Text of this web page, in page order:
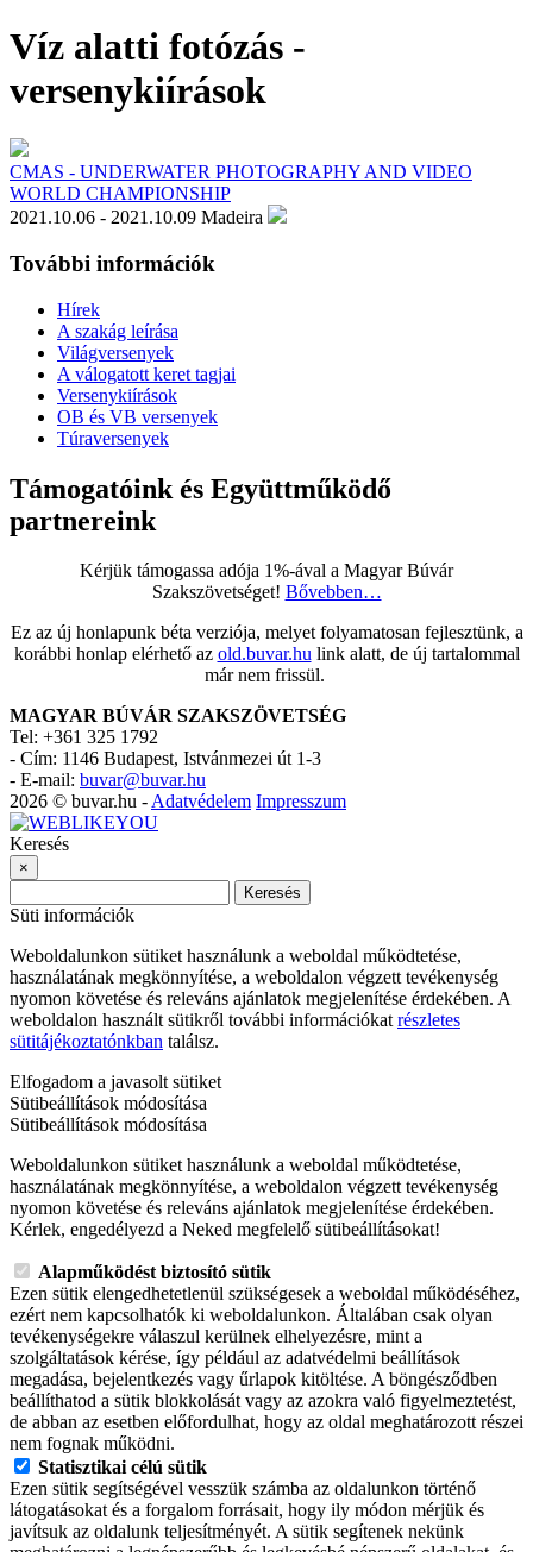
Víz alatti fotózás -
versenykiírások
CMAS - UNDERWATER PHOTOGRAPHY AND VIDEO
WORLD CHAMPIONSHIP
2021.10.06 - 2021.10.09 Madeira
További információk
Hírek
A szakág leírása
Világversenyek
A válogatott keret tagjai
Versenykiírások
OB és VB versenyek
Túraversenyek
Támogatóink és Együttműködő
partnereink
Kérjük támogassa adója 1%-ával a Magyar Búvár
Szakszövetséget! Bővebben…
Ez az új honlapunk béta verziója, melyet folyamatosan fejlesztünk, a
korábbi honlap elérhető az old.buvar.hulink alatt, de új tartalommal
már nem frissül.
MAGYAR BÚVÁR SZAKSZÖVETSÉG
Tel: +361 325 1792
- Cím: 1146 Budapest, Istvánmezei út 1-3
- E-mail: buvar@buvar.hu
2026 © buvar.hu -Adatvédelem Impresszum
Keresés
×
Keresés
Süti információk
Weboldalunkon sütiket használunk a weboldal működtetése,
használatának megkönnyítése, a weboldalon végzett tevékenység
nyomon követése és releváns ajánlatok megjelenítése érdekében. A
weboldalon használt sütikről további információkatrészletes
sütitájékoztatónkban találsz.
Elfogadom a javasolt sütiket
Sütibeállítások módosítása
Sütibeállítások módosítása
Weboldalunkon sütiket használunk a weboldal működtetése,
használatának megkönnyítése, a weboldalon végzett tevékenység
nyomon követése és releváns ajánlatok megjelenítése érdekében.
Kérlek, engedélyezd a Neked megfelelő sütibeállításokat!
Alapműködést biztosító sütik
Ezen sütik elengedhetetlenül szükségesek a weboldal működéséhez,
ezért nem kapcsolhatók ki weboldalunkon. Általában csak olyan
tevékenységekre válaszul kerülnek elhelyezésre, mint a
szolgáltatások kérése, így például az adatvédelmi beállítások
megadása, bejelentkezés vagy űrlapok kitöltése. A böngésződben
beállíthatod a sütik blokkolását vagy az azokra való figyelmeztetést,
de abban az esetben előfordulhat, hogy az oldal meghatározott részei
nem fognak működni.
Statisztikai célú sütik
Ezen sütik segítségével vesszük számba az oldalunkon történő
látogatásokat és a forgalom forrásait, hogy ily módon mérjük és
javítsuk az oldalunk teljesítményét. A sütik segítenek nekünk